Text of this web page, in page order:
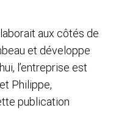
aux côtés de
et développe
l’entreprise est
Philippe,
publication